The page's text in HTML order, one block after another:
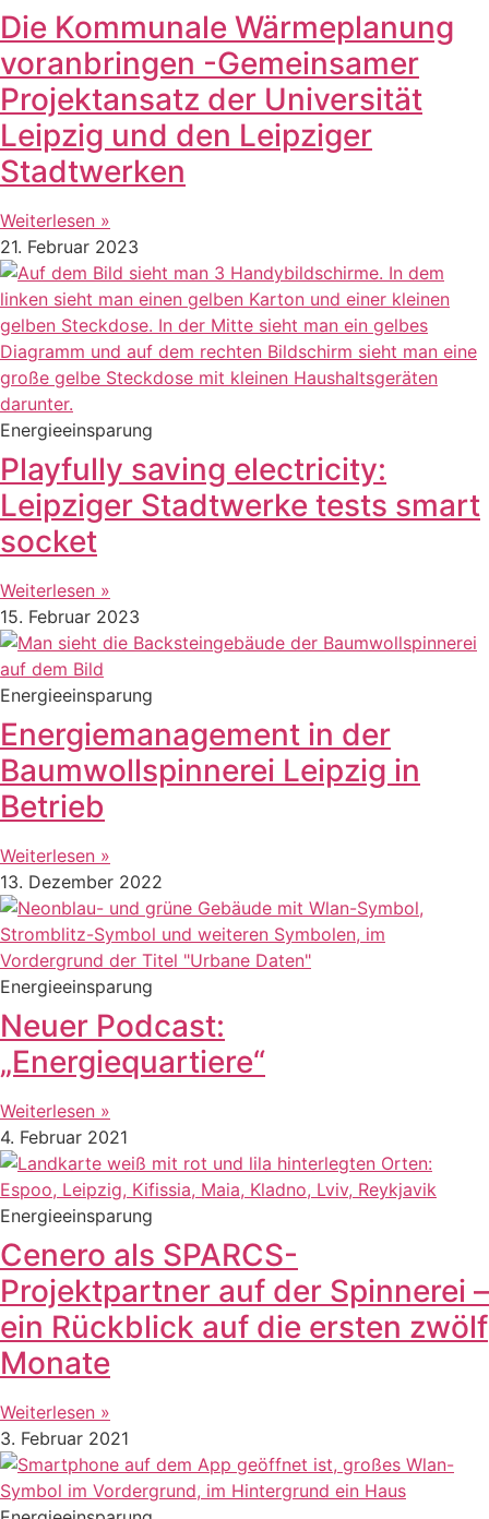
Die Kommunale Wärmeplanung
voranbringen -Gemeinsamer
Projektansatz der Universität
Leipzig und den Leipziger
Stadtwerken
Weiterlesen »
21. Februar 2023
Energieeinsparung
Playfully saving electricity:
Leipziger Stadtwerke tests smart
socket
Weiterlesen »
15. Februar 2023
Energieeinsparung
Energiemanagement in der
Baumwollspinnerei Leipzig in
Betrieb
Weiterlesen »
13. Dezember 2022
Energieeinsparung
Neuer Podcast:
„Energiequartiere“
Weiterlesen »
4. Februar 2021
Energieeinsparung
Cenero als SPARCS-
Projektpartner auf der Spinnerei –
ein Rückblick auf die ersten zwölf
Monate
Weiterlesen »
3. Februar 2021